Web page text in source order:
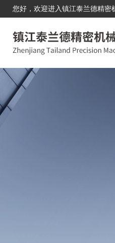
您好，欢迎进入镇江泰兰德精密